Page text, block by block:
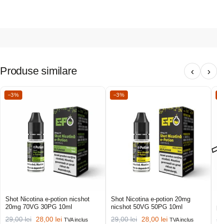
Produse similare ‹ ›
−3%
Shot Nicotina e-potion nicshot
20mg 70VG 30PG 10ml
29,00lei 28,00 lei TVA inclus
−3%
Shot Nicotina e-potion 20mg
nicshot 50VG 50PG 10ml
29,00lei 28,00 lei TVA inclus